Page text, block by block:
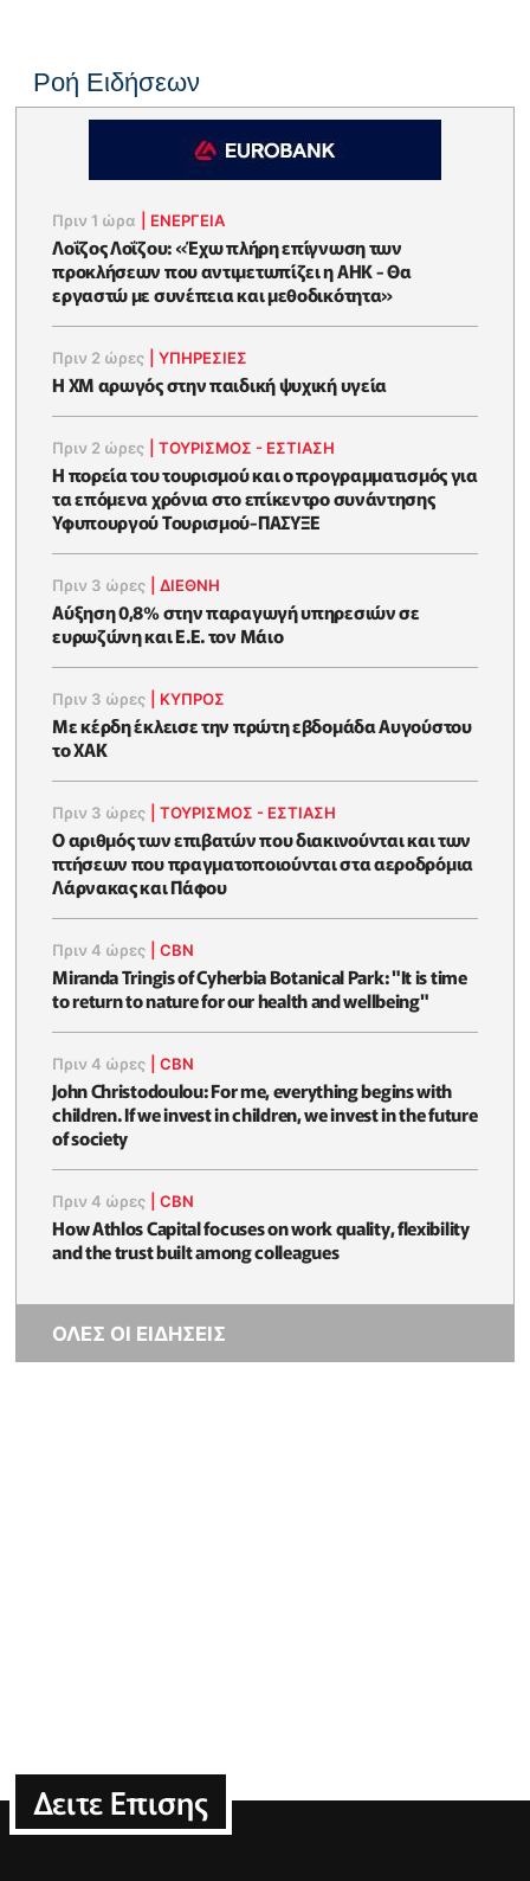
Ροή Ειδήσεων
Πριν 1 ώρα ΕΝΈΡΓΕΙΑ
Λοΐζος Λοΐζου: «Έχω πλήρη επίγνωση των
προκλήσεων που αντιμετωπίζει η ΑΗΚ - Θα
εργαστώ με συνέπεια και μεθοδικότητα»
Πριν 2 ώρες |ΥΠΗΡΕΣΙΕΣ
Η XM αρωγός στην παιδική ψυχική υγεία
Πριν 2 ώρες |ΤΟΥΡΙΣΜΟΣ - ΕΣΤΙΑΣΗ
Η πορεία του τουρισμού και ο προγραμματισμός για
τα επόμενα χρόνια στο επίκεντρο συνάντησης
Υφυπουργού Τουρισμού-ΠΑΣΥΞΕ
Πριν 3 ώρες |ΔΙΕΘΝΗ
Αύξηση 0,8% στην παραγωγή υπηρεσιών σε
ευρωζώνη και Ε.Ε. τον Μάιο
Πριν 3 ώρες ΚΥΠΡΟΣ
Με κέρδη έκλεισε την πρώτη εβδομάδα Αυγούστου
το ΧΑΚ
Πριν 3 ώρες |ΤΟΥΡΙΣΜΟΣ - ΕΣΤΙΑΣΗ
Ο αριθμός των επιβατών που διακινούνται και των
πτήσεων που πραγματοποιούνται στα αεροδρόμια
Λάρνακας και Πάφου
Πριν 4 ώρες |CBN
Miranda Tringis of Cyherbia Botanical Park: "It is time
to return to nature for our health and wellbeing"
Πριν 4 ώρες |CBN
John Christodoulou: For me, everything begins with
children. If we invest in children, we invest in the future
of society
Πριν 4 ώρες |CBN
How Athlos Capital focuses on work quality, flexibility
and the trust built among colleagues
ΟΛΕΣ ΟΙ ΕΙΔΗΣΕΙΣ
Δειτε Επισης